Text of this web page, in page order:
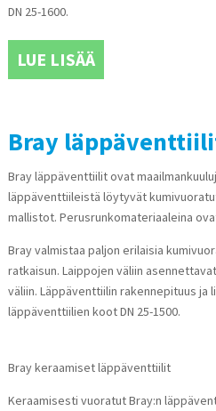
DN 25-1600.
LUE LISÄÄ
Bray
Bray läppäventtiilit ovat
läppäventtiileistä löytyvät
mallistot. Perusrunkomateriaaleina
Bray valmistaa paljon erilaisia
ratkaisun. Laippojen väliin
väliin. Läppäventtiilin rakennepituus ja
läppäventtiilien koot DN 25-1500.
Bray keraamiset läppäventtiilit
Keraamisesti vuoratut Bray:n